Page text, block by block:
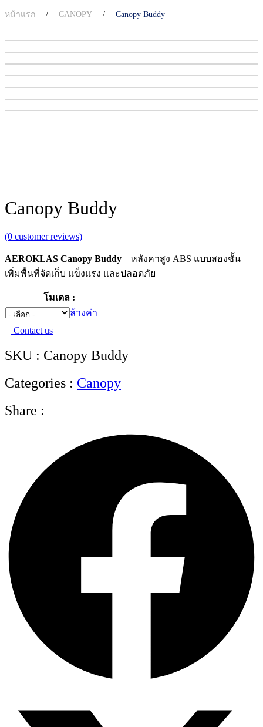
หน้าแรก / CANOPY / Canopy Buddy
Canopy Buddy
(0 customer reviews)
AEROKLAS Canopy Buddy – หลังคาสูง ABS แบบสองชั้น
เพิ่มพื้นที่จัดเก็บ แข็งแรง และปลอดภัย
โมเดล
ล้างค่า
Contact us
SKU : Canopy Buddy
Categories : Canopy
Share :